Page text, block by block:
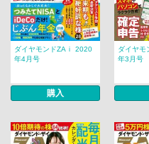
ダイヤモンドZAｉ 2020
年4月号
購入
ダイヤモ
年3月号